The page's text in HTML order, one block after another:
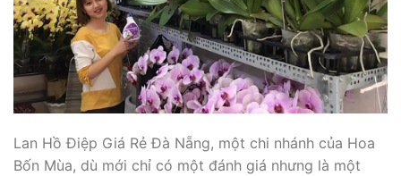
Lan Hồ Điệp Giá Rẻ Đà Nẵng, một chi nhánh của Hoa
Bốn Mùa, dù mới chỉ có một đánh giá nhưng là một